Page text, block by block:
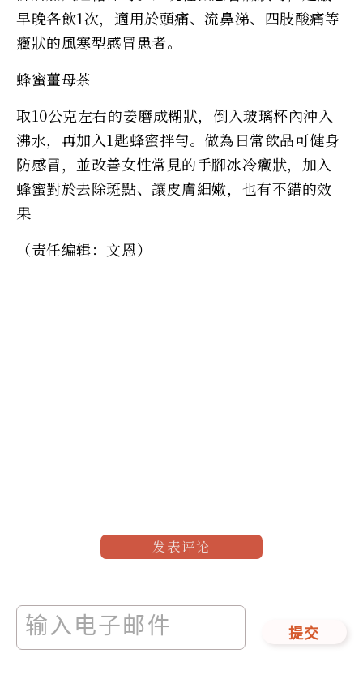
早晚各飲1次，適用於頭痛、流鼻涕、四肢酸痛等
癥狀的風寒型感冒患者。
蜂蜜薑母茶
取10公克左右的姜磨成糊狀，倒入玻璃杯內沖入
沸水，再加入1匙蜂蜜拌勻。做為日常飲品可健身
防感冒，並改善女性常見的手腳冰冷癥狀，加入
蜂蜜對於去除斑點、讓皮膚細嫩，也有不錯的效
果
（责任编辑：文恩）
发表评论
提交